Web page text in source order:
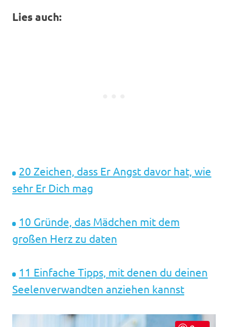
Lies auch:
20 Zeichen, dass Er Angst davor hat, wie
sehr Er Dich mag
10 Gründe, das Mädchen mit dem
großen Herz zu daten
11 Einfache Tipps, mit denen du deinen
Seelenverwandten anziehen kannst